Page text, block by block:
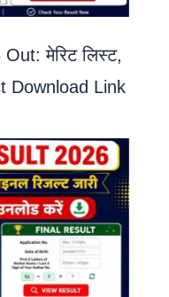
मेरिट लिस्ट,
Download Link